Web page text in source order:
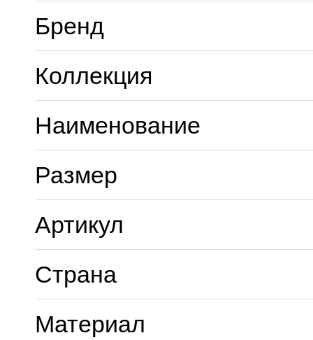
Бренд
Коллекция
Наименование
Размер
Артикул
Страна
Материал